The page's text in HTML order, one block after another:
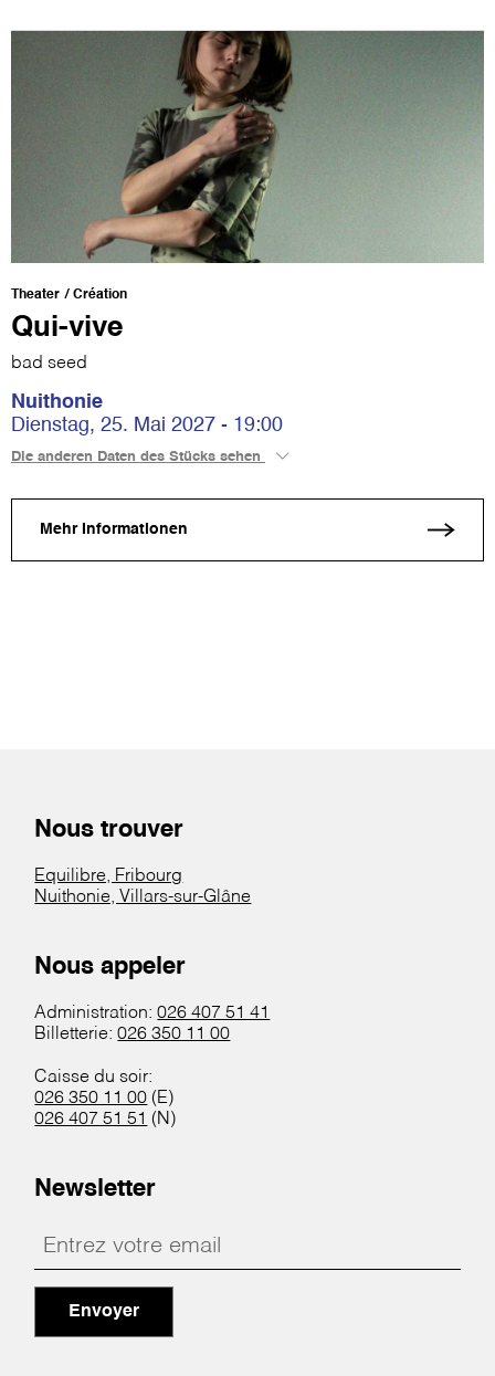
Theater Création
Qui-vive
bad seed
Nuithonie
Dienstag, 25. Mai 2027 - 19:00
Die anderen Daten des Stücks sehen
Mehr Informationen
Nous trouver
Equilibre, Fribourg
Nuithonie, Villars-sur-Glâne
Nous appeler
Administration:026 407 51 41
Billetterie:026 350 11 00
Caisse du soir:
026 350 11 00 (E)
026 407 51 51 (N)
Newsletter
Envoyer